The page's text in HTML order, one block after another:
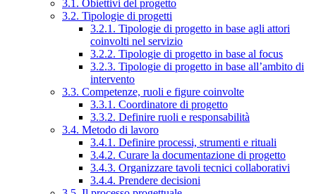
3.1. Obiettivi del progetto
3.2. Tipologie di progetti
3.2.1. Tipologie di progetto in base agli attori
coinvolti nel servizio
3.2.2. Tipologie di progetto in base al focus
3.2.3. Tipologie di progetto in base all’ambito di
intervento
3.3. Competenze, ruoli e figure coinvolte
3.3.1. Coordinatore di progetto
3.3.2. Definire ruoli e responsabilità
3.4. Metodo di lavoro
3.4.1. Definire processi, strumenti e rituali
3.4.2. Curare la documentazione di progetto
3.4.3. Organizzare tavoli tecnici collaborativi
3.4.4. Prendere decisioni